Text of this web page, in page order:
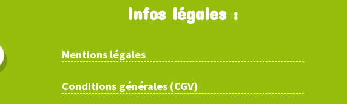
Infos légales :
Mentions légales
Conditions générales (CGV)